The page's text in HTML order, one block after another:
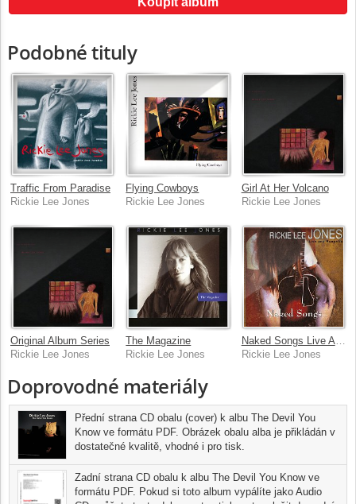
Podobné tituly
Traffic From Paradise
Rickie Lee Jones
Flying Cowboys
Rickie Lee Jones
Girl At Her Volcano
Rickie Lee Jones
Original Album Series
Rickie Lee Jones
The Magazine
Rickie Lee Jones
Naked Songs Live And Acoustic
Rickie Lee Jones
Doprovodné materiály
Přední strana CD obalu (cover) k albu The Devil You
Know ve formátu PDF. Obrázek obalu alba je přikládán v
dostatečné kvalitě, vhodné i pro tisk.
Zadní strana CD obalu k albu The Devil You Know ve
formátu PDF. Pokud si toto album vypálíte jako Audio